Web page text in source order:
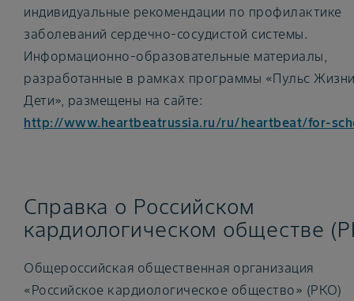
индивидуальные рекомендации по профилактике
заболеваний сердечно-сосудистой системы.
Информационно-образовательные материалы,
разработанные в рамках программы «Пульс
Дети», размещены на сайте:
http://www.heartbeatrussia.ru/ru/heartbeat/for-
Справка о Российском
кардиологическом обществе
Общероссийская общественная организация
«Российское кардиологическое общество» (РКО)